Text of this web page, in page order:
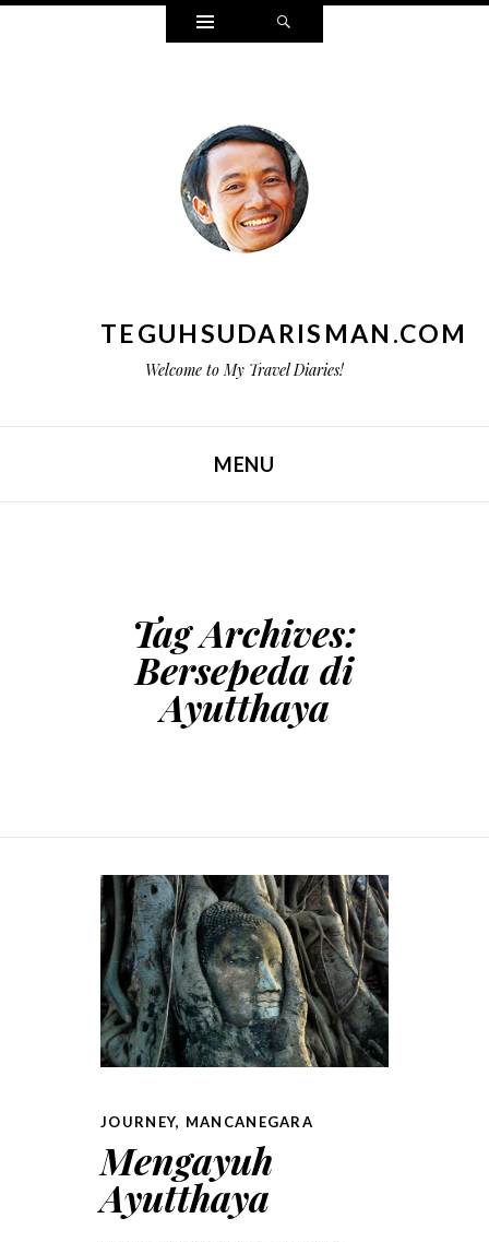
Widgets
TEGUHSUDARISMAN.COM
Welcome to My Travel Diaries!
MENU
Tag Archives:
Bersepeda di
Ayutthaya
JOURNEY, MANCANEGARA
Mengayuh
Ayutthaya